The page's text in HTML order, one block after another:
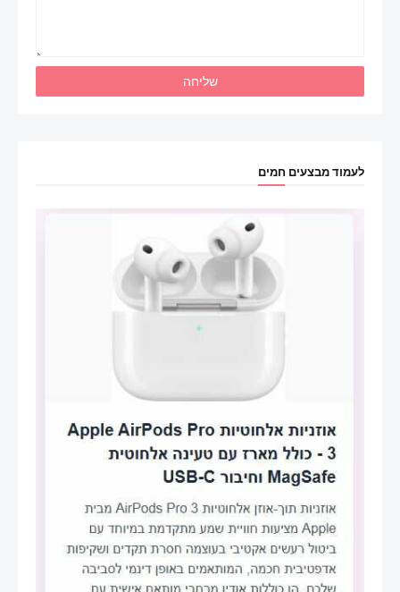
לעמוד מבצעים חמים